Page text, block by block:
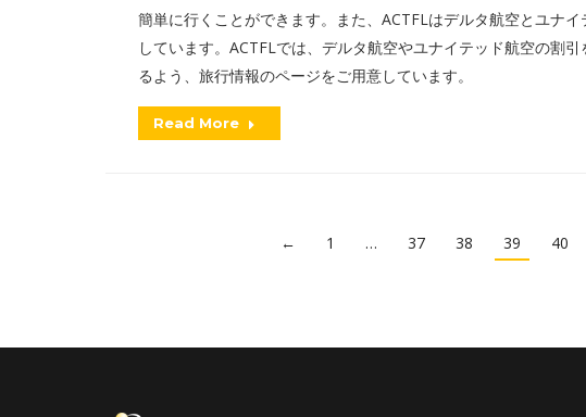
簡単に行くことができます。また、ACTFLはデルタ航空とユナ
しています。ACTFLでは、デルタ航空やユナイテッド航空の割
るよう、旅行情報のページをご用意しています。
Read More
← 1 … 37 38 39 40